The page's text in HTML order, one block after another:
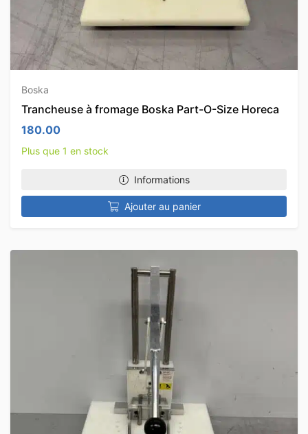
Boska
Trancheuse à fromage Boska Part-O-Size Horeca
180.00
Plus que 1 en stock
Informations
Ajouter au panier